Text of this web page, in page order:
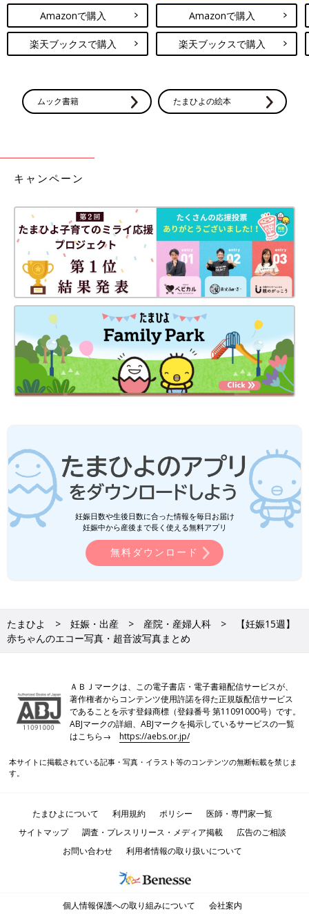
Amazonで購入
楽天ブックスで購入
Amazonで購入
楽天ブックスで購入
ムック書籍 たまひよの絵本
キャンペーン
妊娠日数や生後日数に合った情報を毎日お届け
妊娠中から産後まで長く使える無料アプリ
無料ダウンロード
たまひよ 妊娠・出産 産院・産婦人科
【妊娠15週】
赤ちゃんのエコー写真・超音波写真まとめ
ＡＢＪマークは、この電子書店・電子書籍配信サービスが、
著作権者からコンテンツ使用許諾を得た正規版配信サービス
であることを示す登録商標（登録番号 第11091000号）です。
ABJマークの詳細、ABJマークを掲示しているサービスの一覧
はこちら→https://aebs.or.jp/
本サイトに掲載されている記事・写真・イラスト等のコンテンツの無断転載を禁じま
す。
たまひよについて 利用規約 ポリシー
医師・専門家一覧
サイトマップ
調査・プレスリリース・メディア掲載
広告のご相談
お問い合わせ
利用者情報の取り扱いについて
個人情報保護への取り組みについて 会社案内